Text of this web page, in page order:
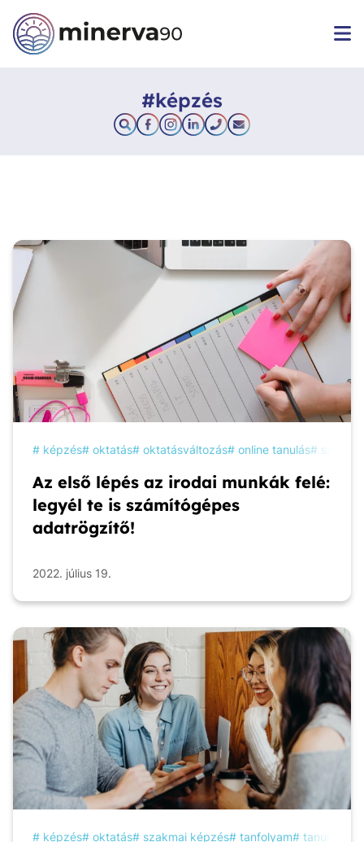
#képzés
képzés oktatás oktatásváltozás online tanulás
Az első lépés az irodai munkák felé:
legyél te is számítógépes
adatrögzítő!
2022. július 19.
képzés oktatás szakmai képzés tanfolyam tanulás